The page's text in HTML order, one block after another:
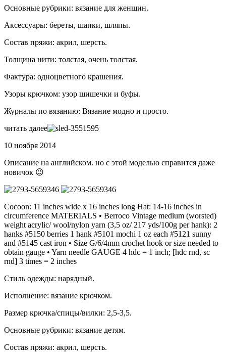
Основные рубрики: вязание для женщин.
Аксессуары: береты, шапки, шляпы.
Состав пряжи: акрил, шерсть.
Толщина нити: толстая, очень толстая.
Фактура: одноцветного крашения.
Узоры крючком: узор шишечки и буфы.
Журналы по вязанию: Вязание модно и просто.
читать далее
10 ноября 2014
Описание на английском. но с этой моделью справится даже
новичок 😉
Cocoon: 11 inches wide x 16 inches long Hat: 14-16 inches in
circumference MATERIALS • Berroco Vintage medium (worsted)
weight acrylic/ wool/nylon yarn (3,5 oz/ 217 yds/100g per hank): 2
hanks #5150 berries 1 hank #5101 mochi 1 oz each #5121 sunny
and #5145 cast iron • Size G/6/4mm crochet hook or size needed to
obtain gauge • Yarn needle GAUGE 4 hdc = 1 inch; [hdc rnd, sc
rnd] 3 times = 2 inches
Стиль одежды: нарядный.
Исполнение: вязание крючком.
Размер крючка/спицы/вилки: 2,5-3,5.
Основные рубрики: вязание детям.
Состав пряжи: акрил, шерсть.